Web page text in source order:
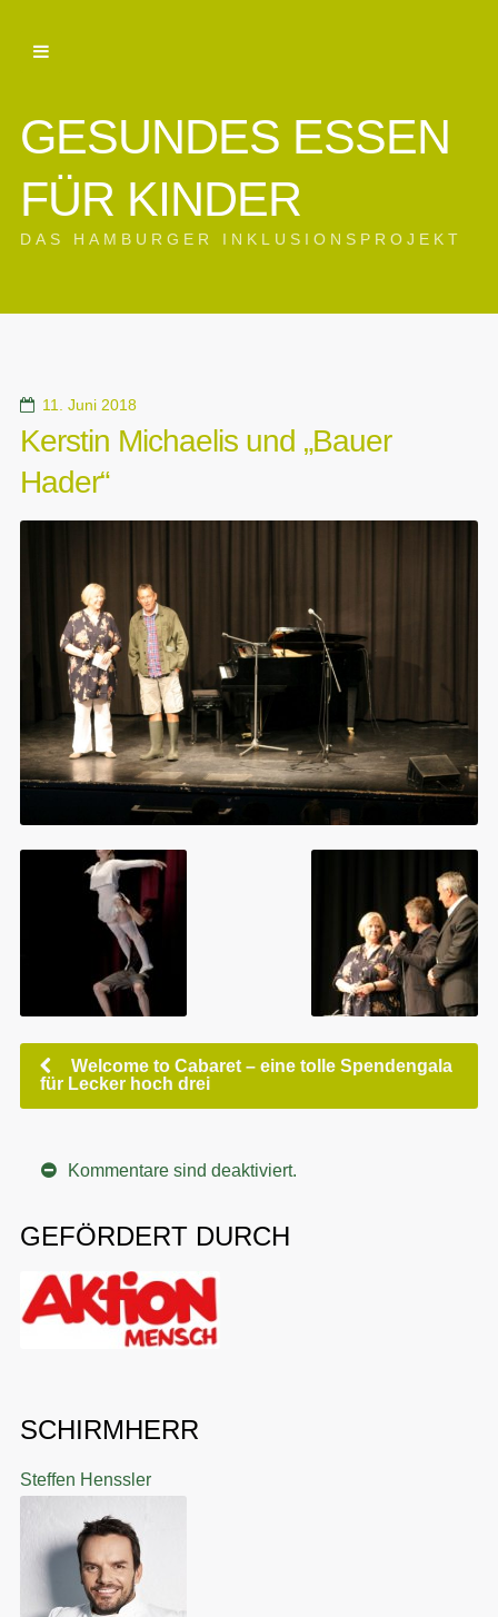
GESUNDES ESSEN
FÜR KINDER
DAS HAMBURGER INKLUSIONSPROJEKT
11. Juni 2018
Kerstin Michaelis und „Bauer
Hader“
Welcome to Cabaret – eine tolle Spendengala
für Lecker hoch drei
Kommentare sind deaktiviert.
GEFÖRDERT DURCH
SCHIRMHERR
Steffen Henssler